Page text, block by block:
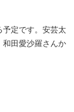
定です。安芸太
和田愛沙羅さんか